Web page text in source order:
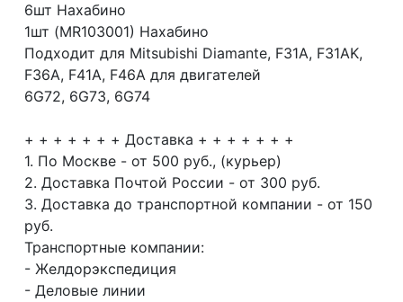
6шт Нахабино
1шт (MR103001) Нахабино
Подходит для Mitsubishi Diamante, F31A, F31AK,
F36A, F41A, F46A для двигателей
6G72, 6G73, 6G74
+ + + + + + + Доставка + + + + + + +
1. По Москве - от 500 руб., (курьер)
2. Доставка Почтой России - от 300 руб.
3. Доставка до транспортной компании - от 150
руб.
Транспортные компании:
- Желдорэкспедиция
- Деловые линии